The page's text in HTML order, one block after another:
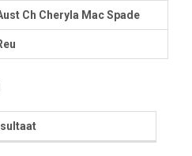
Ch Cheryla Mac Spade